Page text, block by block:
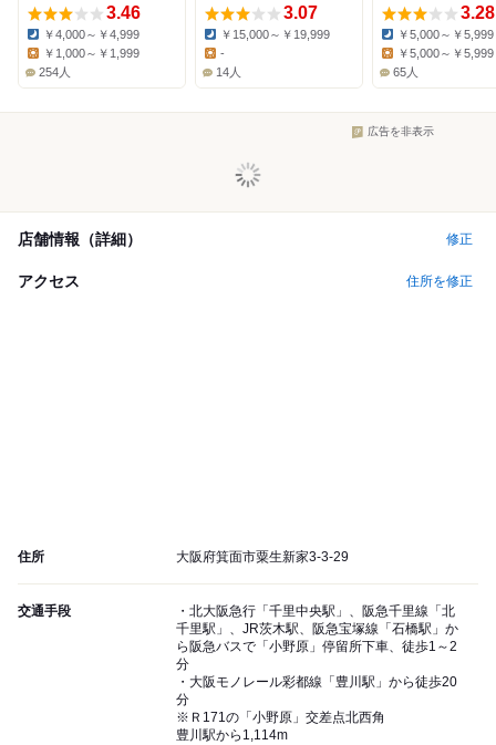
3.46
Dinner:
￥4,000～￥4,999
￥1,000～￥1,999
254人
3.07
Dinner:
￥15,000～￥19,999
Lunch:
-
14人
3.28
Dinner:
￥5,000～￥5,999
Lunch:
￥5,000～￥5,999
65人
広告を非表示
店舗情報（詳細） 修正
アクセス 住所を修正
住所 大阪府箕面市粟生新家3-3-29
交通手段
・北大阪急行「千里中央駅」、阪急千里線「北
千里駅」、JR茨木駅、阪急宝塚線「石橋駅」か
ら阪急バスで「小野原」停留所下車、徒歩1～2
分
・大阪モノレール彩都線「豊川駅」から徒歩20
分
※Ｒ171の「小野原」交差点北西角
豊川駅から1,114m